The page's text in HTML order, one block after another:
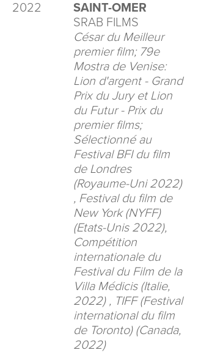
2022
SAINT-OMER
SRAB FILMS
César du Meilleur
premier film; 79e
Mostra de Venise:
Lion d'argent - Grand
Prix du Jury et Lion
du Futur - Prix du
premier films;
Sélectionné au
Festival BFI du film
de Londres
(Royaume-Uni 2022)
, Festival du film de
New York (NYFF)
(Etats-Unis 2022),
Compétition
internationale du
Festival du Film de la
Villa Médicis (Italie,
2022) , TIFF (Festival
international du film
de Toronto) (Canada,
2022)